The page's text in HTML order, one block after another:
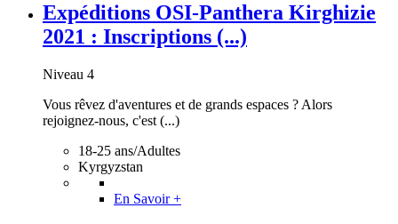
Expéditions OSI-Panthera Kirghizie
2021 : Inscriptions (...)
Niveau 4
Vous rêvez d'aventures et de grands espaces ? Alors
rejoignez-nous, c'est (...)
18-25 ans/Adultes
Kyrgyzstan
En Savoir +